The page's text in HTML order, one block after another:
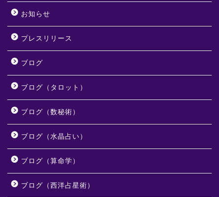
お知らせ
プレスリリース
ブログ
ブログ（タロット）
ブログ（数秘術）
ブログ（水晶占い）
ブログ（算命学）
ブログ（西洋占星術）